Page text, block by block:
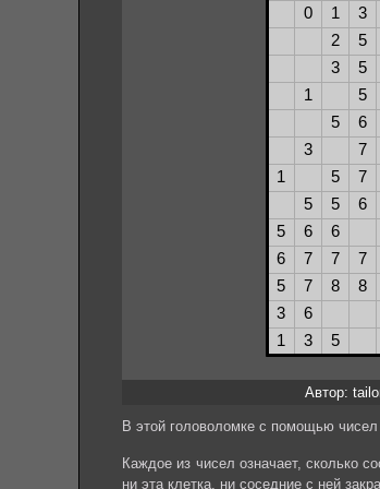
Автор:
В этой головоломке с помощью чисел
Каждое из чисел означает, сколько
ни эта клетка, ни соседние с ней